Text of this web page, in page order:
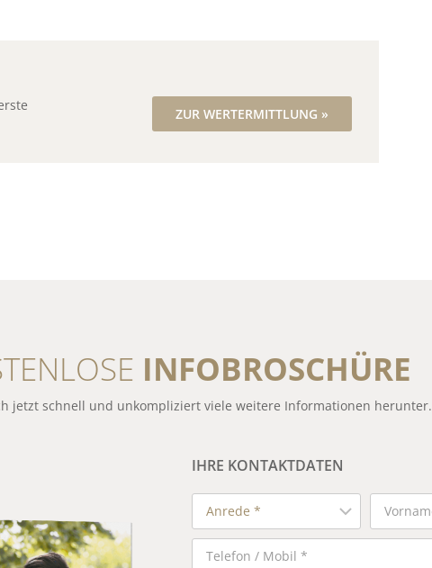
ZUR WERTERMITTLUNG »
INFOBROSCHÜRE
jetzt schnell und unkompliziert viele weitere Informationen herunter.
IHRE KONTAKTDATEN